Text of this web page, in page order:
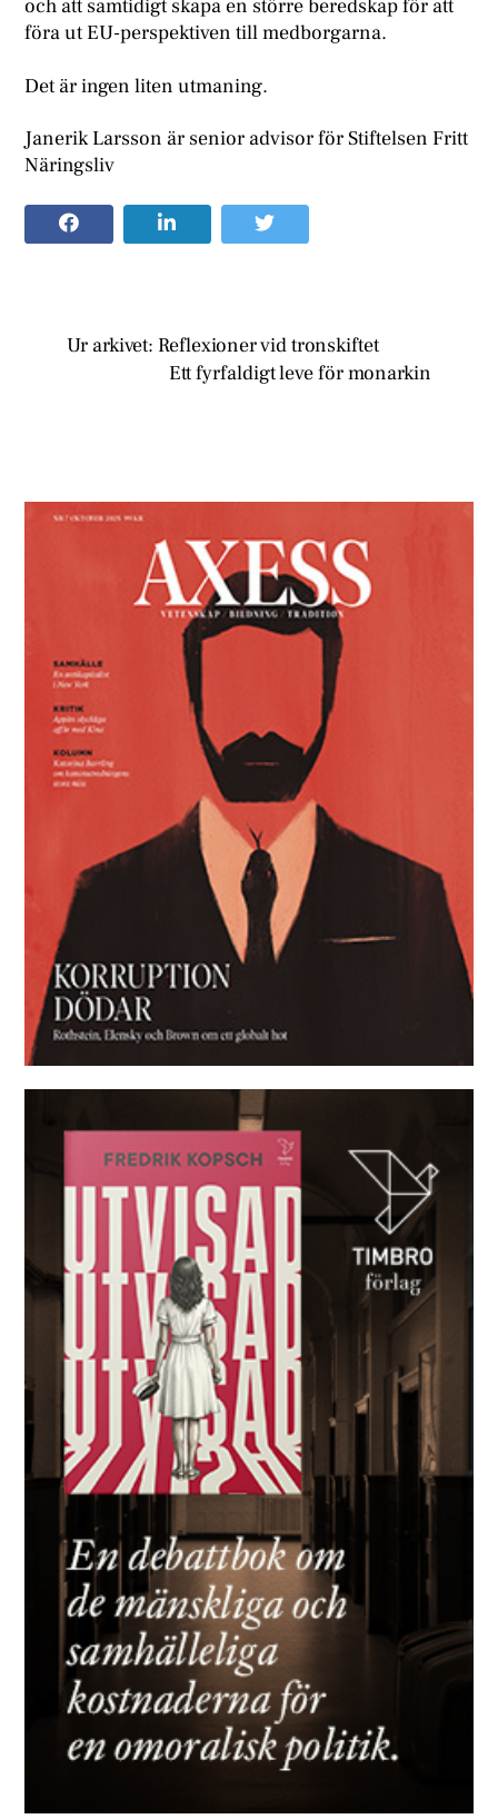
och att samtidigt skapa en större beredskap för att
föra ut EU-perspektiven till medborgarna.
Det är ingen liten utmaning.
Janerik Larsson är senior advisor för Stiftelsen Fritt
Näringsliv
Ur arkivet: Reflexioner vid tronskiftet
Ett fyrfaldigt leve för monarkin